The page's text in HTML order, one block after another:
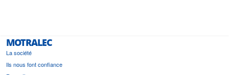
MOTRALEC
La société
Ils nous font confiance